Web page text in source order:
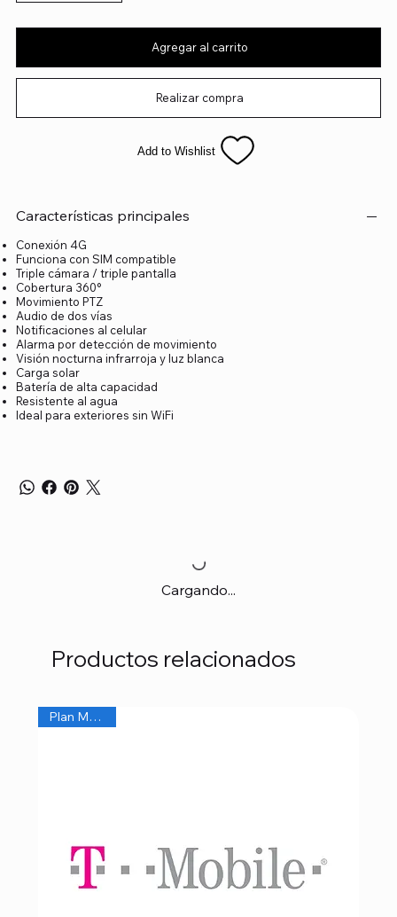
Agregar al carrito
Realizar compra
Add to Wishlist
Características principales
Conexión 4G
Funciona con SIM compatible
Triple cámara / triple pantalla
Cobertura 360°
Movimiento PTZ
Audio de dos vías
Notificaciones al celular
Alarma por detección de movimiento
Visión nocturna infrarroja y luz blanca
Carga solar
Batería de alta capacidad
Resistente al agua
Ideal para exteriores sin WiFi
Cargando...
Productos relacionados
Plan Mensual